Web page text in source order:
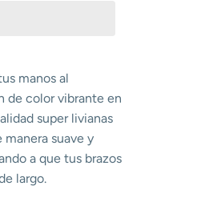
manos al
de color vibrante en
super livianas
manera suave y
a que tus brazos
largo.